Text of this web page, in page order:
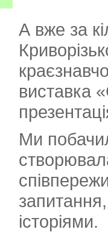
А вже за
виставка
Ми
історіями.